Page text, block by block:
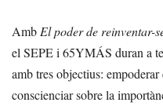
Amb El poder de reinventar-
el SEPE i 65YMÁS duran a
amb tres objectius:
conscienciar sobre la